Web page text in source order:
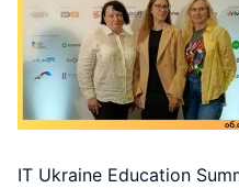
IT Ukraine Education